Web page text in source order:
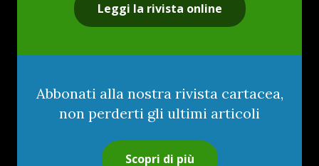
Leggi la rivista online
Abbonati alla nostra rivista cartacea,
non perderti gli ultimi articoli
Scopri di più